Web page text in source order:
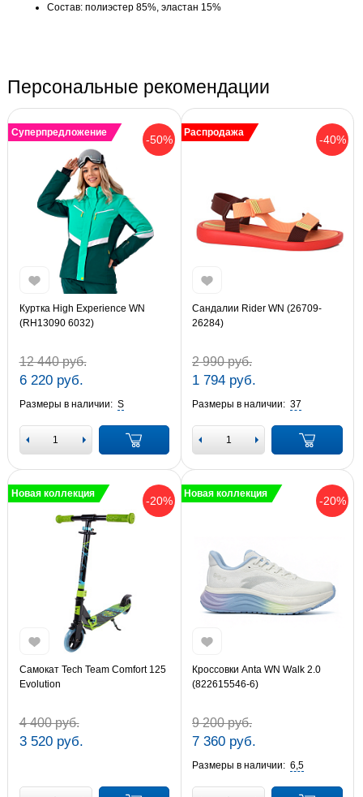
Состав: полиэстер 85%, эластан 15%
Персональные рекомендации
-50%
Суперпредложение
Куртка High Experience WN
(RH13090 6032)
12 440 руб.
6 220 руб.
Размеры в наличии: S
-40%
Распродажа
Сандалии Rider WN (26709-
26284)
2 990 руб.
1 794 руб.
Размеры в наличии: 37
-20%
Новая коллекция
Самокат Tech Team Comfort 125
Evolution
4 400 руб.
3 520 руб.
-20%
Новая коллекция
Кроссовки Anta WN Walk 2.0
(822615546-6)
9 200 руб.
7 360 руб.
Размеры в наличии: 6,5